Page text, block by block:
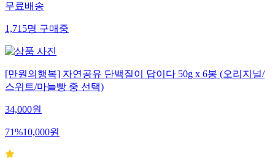
무료배송
1,715명구매중
[만원의행복] 자연공유 단백질이 답이다 50g x 6봉 (오리지널/
스위트/마늘빵 중 선택)
34,000원
71%10,000원